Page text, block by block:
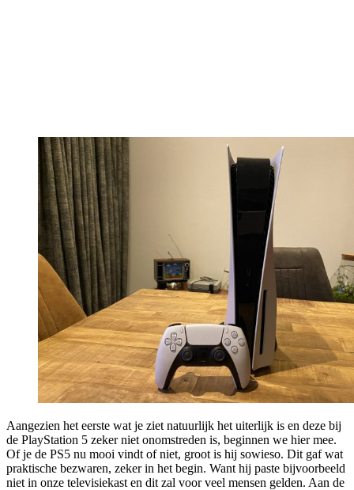
Aangezien het eerste wat je ziet natuurlijk het uiterlijk is en deze bij
de PlayStation 5 zeker niet onomstreden is, beginnen we hier mee.
Of je de PS5 nu mooi vindt of niet, groot is hij sowieso. Dit gaf wat
praktische bezwaren, zeker in het begin. Want hij paste bijvoorbeeld
niet in onze televisiekast en dit zal voor veel mensen gelden. Aan de